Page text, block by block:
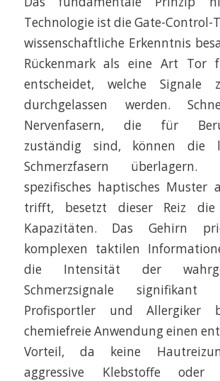
Technologie ist die Gate-Control-
wissenschaftliche Erkenntnis
Rückenmark als eine Art Tor
entscheidet, welche Signale
durchgelassen werden.
Nervenfasern, die für
zuständig sind, können die
Schmerzfasern
spezifisches haptisches Muster
trifft, besetzt dieser Reiz die
Kapazitäten. Das Gehirn
komplexen taktilen
die Intensität der
Schmerzsignale
Profisportler und Allergiker
chemiefreie Anwendung einen
Vorteil, da keine
aggressive Klebstoffe oder